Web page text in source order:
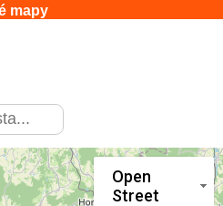
mapy
›
Open
Street